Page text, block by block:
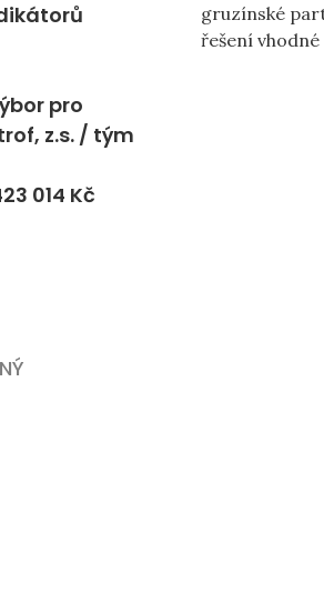
pro
z.s. / tým
014 Kč
gruzínské
řešení